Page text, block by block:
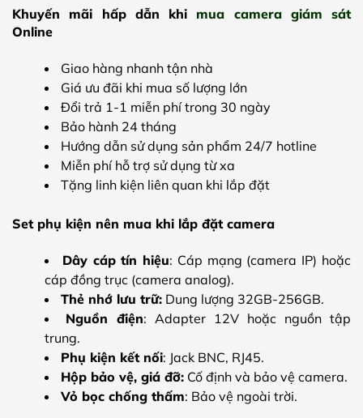
Khuyến mãi hấp dẫn khi mua camera giám sát
Online
Giao hàng nhanh tận nhà
Giá ưu đãi khi mua số lượng lớn
Đổi trả 1-1 miễn phí trong 30 ngày
Bảo hành 24 tháng
Hướng dẫn sử dụng sản phẩm 24/7 hotline
Miễn phí hỗ trợ sử dụng từ xa
Tặng linh kiện liên quan khi lắp đặt
Set phụ kiện nên mua khi lắp đặt camera
Dây cáp tín hiệu: Cáp mạng (camera IP) hoặc
cáp đồng trục (camera analog).
Thẻ nhớ lưu trữ: Dung lượng 32GB-256GB.
Nguồn điện: Adapter 12V hoặc nguồn tập
trung.
Phụ kiện kết nối: Jack BNC, RJ45.
Hộp bảo vệ, giá đỡ: Cố định và bảo vệ camera.
Vỏ bọc chống thấm: Bảo vệ ngoài trời.